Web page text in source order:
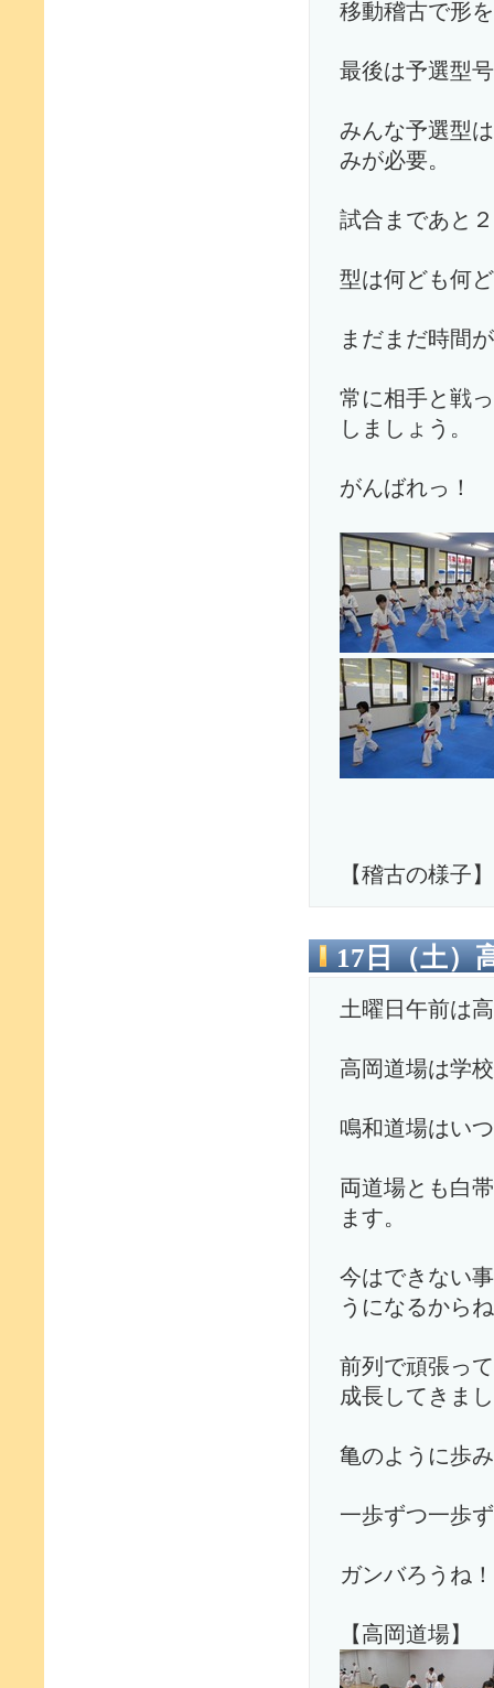
移動稽古で形
最後は予選型
みんな予選型
みが必要。
試合まであと
型は何ども何
まだまだ時間
常に相手と戦
しましょう。
がんばれっ！
【稽古の様子】
17日（土）
土曜日午前は
高岡道場は学
鳴和道場はい
両道場とも白
ます。
今はできない
うになるから
前列で頑張っ
成長してきま
亀のように歩
一歩ずつ一歩
ガンバろうね！
【高岡道場】